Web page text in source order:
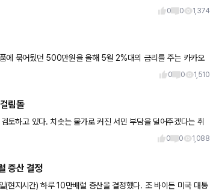
0 0 1,374
에 묶어뒀던 500만원을 올해 5월 2%대의 금리를 주는 카카오
0 0 1,510
림돌
하고 있다. 치솟는 물가로 커진 서민 부담을 덜어주겠다는 취
0 0 1,088
증산 결정
지시간) 하루 10만배럴 증산을 결정했다. 조 바이든 미국 대통